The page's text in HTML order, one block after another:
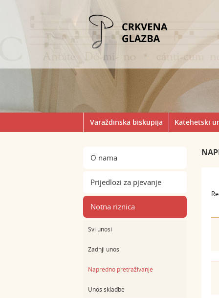
Varaždinska biskupija Katehetski
O nama
Prijedlozi za pjevanje
Notna riznica
Svi unosi
Zadnji unos
Napredno pretraživanje
Unos skladbe